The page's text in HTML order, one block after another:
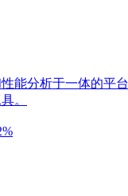
能分析于一体的平
。